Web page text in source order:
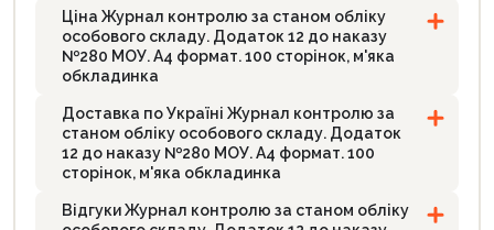
Ціна Журнал контролю за станом обліку
особового складу. Додаток 12 до наказу
№280 МОУ. А4 формат. 100 сторінок, м'яка
обкладинка
Доставка по Україні Журнал контролю за
станом обліку особового складу. Додаток
12 до наказу №280 МОУ. А4 формат. 100
сторінок, м'яка обкладинка
Відгуки Журнал контролю за станом обліку